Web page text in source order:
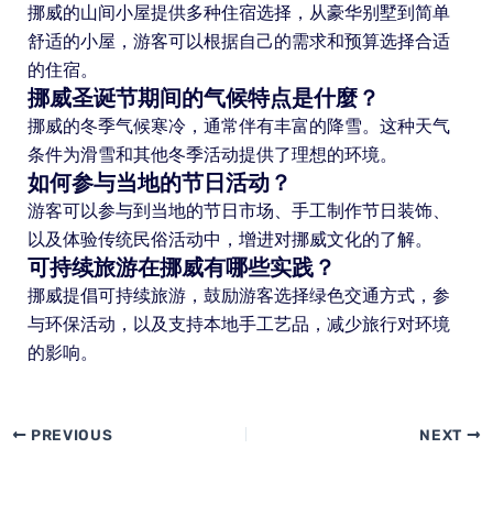
挪威的山间小屋提供多种住宿选择，从豪华别墅到简单
舒适的小屋，游客可以根据自己的需求和预算选择合适
的住宿。
挪威圣诞节期间的气候特点是什麼？
挪威的冬季气候寒冷，通常伴有丰富的降雪。这种天气
条件为滑雪和其他冬季活动提供了理想的环境。
如何参与当地的节日活动？
游客可以参与到当地的节日市场、手工制作节日装饰、
以及体验传统民俗活动中，增进对挪威文化的了解。
可持续旅游在挪威有哪些实践？
挪威提倡可持续旅游，鼓励游客选择绿色交通方式，参
与环保活动，以及支持本地手工艺品，减少旅行对环境
的影响。
PREVIOUS NEXT